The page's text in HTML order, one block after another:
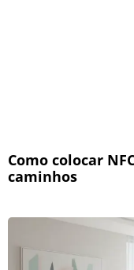
Como colocar
caminhos